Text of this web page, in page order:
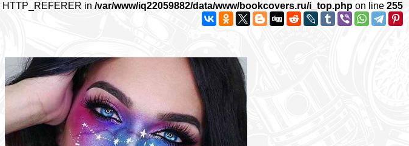
HTTP_REFERER in /var/www/iq22059882/data/www/bookcovers.ru/i_top.php on line 255